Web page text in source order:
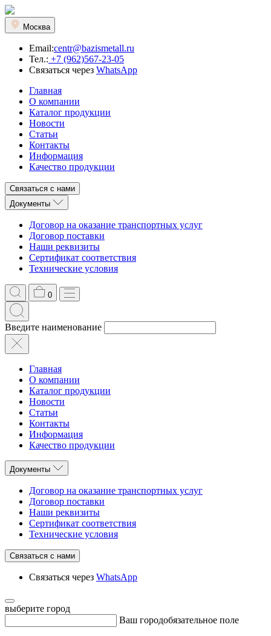
Москва
Email:centr@bazismetall.ru
Тел.: +7 (962)567-23-05
Связаться через WhatsApp
Главная
О компании
Каталог продукции
Новости
Статьи
Контакты
Информация
Качество продукции
Связаться с нами
Документы
Договор на оказание транспортных услуг
Договор поставки
Наши реквизиты
Сертификат соответствия
Технические условия
0
Введите наименование
Главная
О компании
Каталог продукции
Новости
Статьи
Контакты
Информация
Качество продукции
Документы
Договор на оказание транспортных услуг
Договор поставки
Наши реквизиты
Сертификат соответствия
Технические условия
Связаться с нами
Связаться через WhatsApp
выберите город
Ваш городобязательное поле